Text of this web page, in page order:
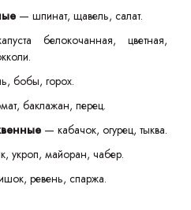
— шпинат, щавель, салат.
белокочанная, цветная,
бобы, горох.
баклажан, перец.
— кабачок, огурец, тыква.
укроп, майоран, чабер.
ревень, спаржа.